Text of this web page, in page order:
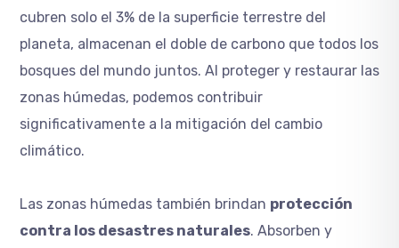
cubren solo el 3% de la superficie terrestre del
planeta, almacenan el doble de carbono que todos los
bosques del mundo juntos. Al proteger y restaurar las
zonas húmedas, podemos contribuir
significativamente a la mitigación del cambio
climático.
Las zonas húmedas también brindan protección
contra los desastres naturales. Absorben y